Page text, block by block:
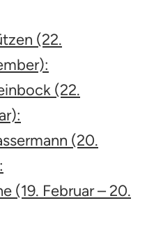
(22.
(22.
(20.
(19. Februar – 20.